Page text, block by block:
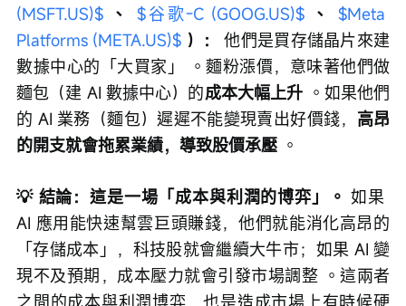
(MSFT.US)$ 、 $谷歌-C (GOOG.US)$ 、 $Meta
Platforms (META.US)$ ）：
他們是買存儲晶片來建
數據中心的「大買家」 。麵粉漲價，意味著他們做
麵包（建 AI 數據中心）的成本大幅上升 。如果他們
的 AI 業務（麵包）遲遲不能變現賣出好價錢， 高昂
的開支就會拖累業績，導致股價承壓 。
💡 結論：這是一場「成本與利潤的博弈」。 如果
AI 應用能快速幫雲巨頭賺錢，他們就能消化高昂的
「存儲成本」，科技股就會繼續大牛市；如果 AI 變
現不及預期，成本壓力就會引發市場調整 。這兩者
之間的成本與利潤博弈，也是造成市場上有時候硬